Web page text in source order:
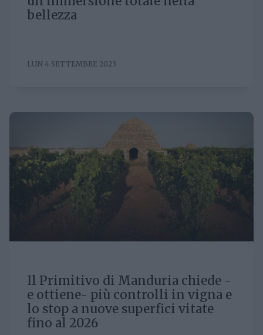
bellezza
LUN 4 SETTEMBRE 2023
Il Primitivo di Manduria chiede -
e ottiene- più controlli in vigna e
lo stop a nuove superfici vitate
fino al 2026